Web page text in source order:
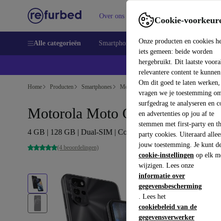
Cookie-
Onze producten en cookies
iets gemeen: beide worden
hergebruikt. Dit laatste
relevantere content te
Om dit goed te laten werken,
vragen we je toestemming
surfgedrag te analyseren en
en advertenties op jou af te
stemmen met first-party en
party cookies. Uiteraard
jouw toestemming. Je kunt
cookie-instellingen op elk
wijzigen. Lees onze
informatie over
gegevensbescherming
. Lees het
cookiebeleid van de
gegevensverwerker
Over ons Verkopen Support
Alle categorieën Smartphones Laptops Tablets
Home Producten Smartphones Motorola Mobiele Telefoons
Motorola Moto G22
4 GB | 128 GB | Dual-SIM | Cosmic Black
(4 beoordelingen)